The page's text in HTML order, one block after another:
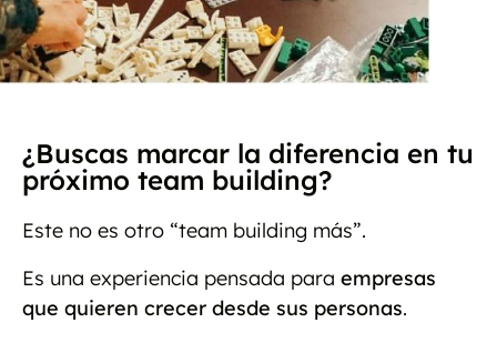
¿Buscas marcar la diferencia en tu
próximo team building?
Este no es otro “team building más”.
Es una experiencia pensada para empresas
que quieren crecer desde sus personas.